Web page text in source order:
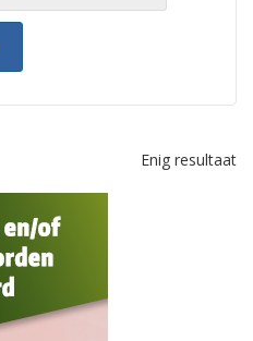
Enig resultaat